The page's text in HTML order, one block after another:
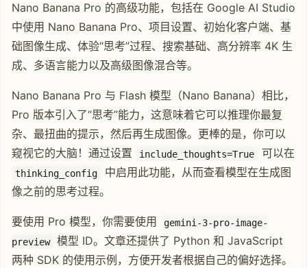
Nano Banana Pro 的高级功能，包括在 Google AI Studio
中使用 Nano Banana Pro、项目设置、初始化客户端、基
础图像生成、体验“思考”过程、搜索基础、高分辨率 4K 生
成、多语言能力以及高级图像混合等。
Nano Banana Pro 与 Flash 模型（Nano Banana）相比，
Pro 版本引入了“思考”能力，这意味着它可以推理你最复
杂、最扭曲的提示，然后再生成图像。更棒的是，你可以
窥视它的大脑！通过设置
include_thoughts=True 可以在
thinking_config
中启用此功能，从而查看模型在生成图
像之前的思考过程。
要使用 Pro 模型，你需要使用
gemini-3-pro-image-
preview
模型 ID。文章还提供了 Python 和 JavaScript
两种 SDK 的使用示例，方便开发者根据自己的偏好选择。